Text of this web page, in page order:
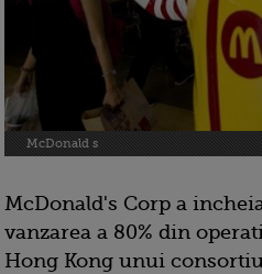
McDonald s
McDonald's Corp a
vanzarea a 80% din
Hong Kong unui